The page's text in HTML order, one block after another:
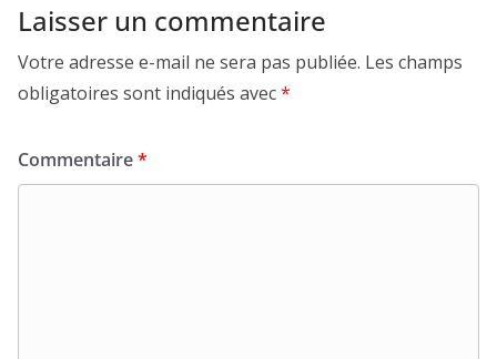
Laisser un commentaire
Votre adresse e-mail ne sera pas publiée. Les champs
obligatoires sont indiqués avec*
Commentaire*